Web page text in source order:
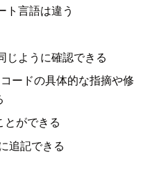
ト言語は違う
じように確認できる
ードの具体的な指摘や修
とができる
追記できる